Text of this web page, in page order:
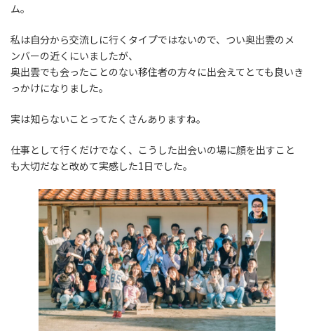
ム。
私は自分から交流しに行くタイプではないので、つい奥出雲のメ
ンバーの近くにいましたが、
奥出雲でも会ったことのない移住者の方々に出会えてとても良いき
っかけになりました。
実は知らないことってたくさんありますね。
仕事として行くだけでなく、こうした出会いの場に顔を出すこと
も大切だなと改めて実感した1日でした。